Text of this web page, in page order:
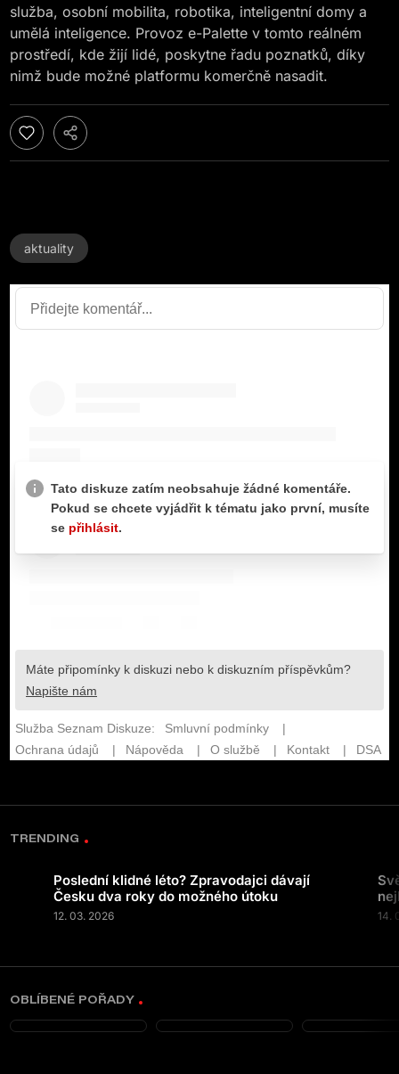
služba, osobní mobilita, robotika, inteligentní domy a
umělá inteligence. Provoz e-Palette v tomto reálném
prostředí, kde žijí lidé, poskytne řadu poznatků, díky
nimž bude možné platformu komerčně nasadit.
aktuality
TRENDING
Poslední klidné léto? Zpravodajci dávají
Česku dva roky do možného útoku
12. 03. 2026 14.
OBLÍBENÉ POŘADY